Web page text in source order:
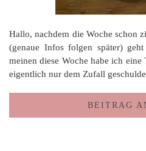
Hallo, nachdem die Woche schon
(genaue Infos folgen später)
meinen diese Woche habe ich
eigentlich nur dem Zufall
BEITRAG